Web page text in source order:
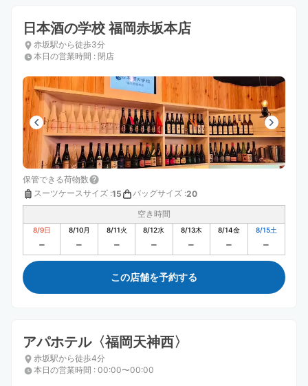
日本酒の学校 福岡赤坂本店
赤坂駅から徒歩3分
本日の営業時間 : 閉店
保管できる荷物数
スーツケースサイズ :15 バッグサイズ :20
空き時間
8/9日 8/10月 8/11火 8/12水 8/13木 8/14金 8/15土
この店舗を予約する
アパホテル〈福岡天神西〉
赤坂駅から徒歩4分
本日の営業時間 : 00:00〜00:00